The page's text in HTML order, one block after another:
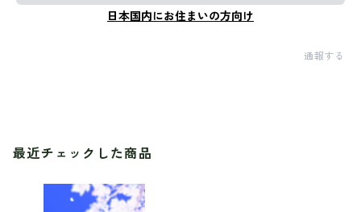
日本国内にお住まいの方向け
通報する
最近チェックした商品